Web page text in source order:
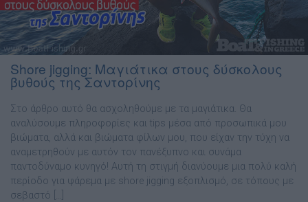
Shore jigging: Μαγιάτικα στους δύσκολους
βυθούς της Σαντορίνης
Στο άρθρο αυτό θα ασχοληθούµε µε τα μαγιάτικα. Θα
αναλύσουµε πληροφορίες και tips µέσα από προσωπικά µου
βιώµατα, αλλά και βιώµατα φίλων µου, που είχαν την τύχη να
αναµετρηθούν µε αυτόν τον πανέξυπνο και συνάµα
παντοδύναµο κυνηγό! Αυτή τη στιγµή διανύουµε µια πολύ καλή
περίοδο για ψάρεµα µε shore jigging εξοπλισµό, σε τόπους µε
σεβαστό […]